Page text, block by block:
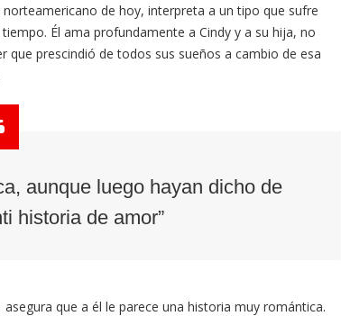
de hoy, interpreta a un tipo que sufre
Él ama profundamente a Cindy y a su hija, no
que prescindió de todos sus sueños a cambio de esa
aunque luego hayan dicho de
historia de amor”
que a él le parece una historia muy romántica.